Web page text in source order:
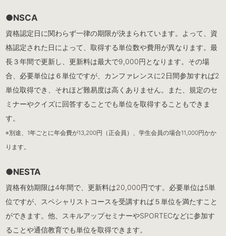
●NSCA
資格認定日に関わらず一律の期限が決まられています。よって、資
格認定された日によって、取得する単位数や費用が異なります。最
長３年間で更新し、更新料は最大で9,000円となります。その場
合、必要単位は６単位ですが、カンファレンスに2日間参加すれば2
単位取得でき、それほど難易度は高くありません。また、規定のセ
ミナーやクイズに回答することでも単位を取得することもできま
す。
※別途、1年ごとに年会費が13,200円（正会員）、学生会員の場合11,000円かか
ります。
●NESTA
資格有効期限は4年間で、更新料は20,000円です。必要単位は5単
位ですが、スペシャリストコースを受講すれば５単位を満たすこと
ができます。他、スキルアップセミナーやSPORTECなどに参加す
ることや通信教育でも単位を取得できます。